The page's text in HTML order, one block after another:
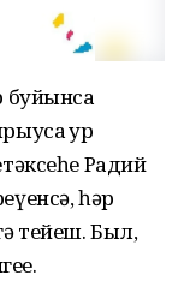
буйынса
ҙур
Радий
һәр
тейеш. Был,